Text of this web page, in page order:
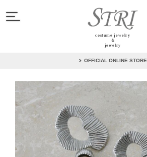
costume jewelry
＆
jewelry
OFFICIAL ONLINE STORE